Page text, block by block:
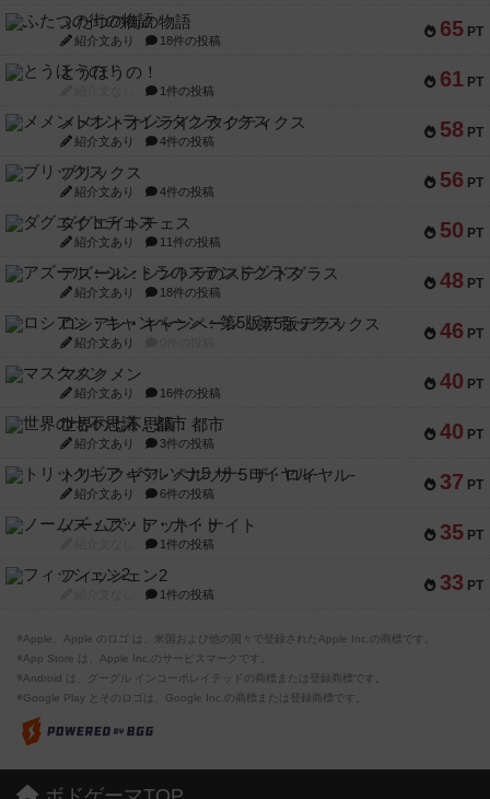
65 PT
ふたつの街の物語
紹介文あり 18件の投稿
61 PT
とうほうの！
1件の投稿
58 PT
メメントオンラインタクティクス
紹介文あり 4件の投稿
56 PT
ブリックス
紹介文あり 4件の投稿
50 PT
ダグエイトチェス
紹介文あり 11件の投稿
48 PT
アズール：シントラのステンドグラス
紹介文あり 18件の投稿
46 PT
ロシアン・キャンペーン：第5版デラックス
紹介文あり
40 PT
マスクメン
紹介文あり 16件の投稿
40 PT
世界の七不思議：都市
紹介文あり 3件の投稿
37 PT
トリックギア - ペルソナ5 ザ・ロイヤル-
紹介文あり 6件の投稿
35 PT
ノームズ・アット・ナイト
1件の投稿
33 PT
フィッシェン2
1件の投稿
※Apple、Apple のロゴ は、米国および他の国々で登録されたApple Inc.の商標です。
※App Store は、Apple Inc.のサービスマークです。
※Android は、グーグル インコーポレイテッドの商標または登録商標です。
※Google Play とそのロゴは、Google Inc.の商標または登録商標です。